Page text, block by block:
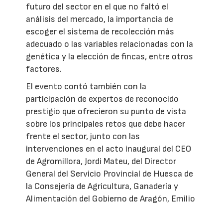
futuro del sector en el que no faltó el
análisis del mercado, la importancia de
escoger el sistema de recolección más
adecuado o las variables relacionadas con la
genética y la elección de fincas, entre otros
factores.
El evento contó también con la
participación de expertos de reconocido
prestigio que ofrecieron su punto de vista
sobre los principales retos que debe hacer
frente el sector, junto con las
intervenciones en el acto inaugural del CEO
de Agromillora, Jordi Mateu, del Director
General del Servicio Provincial de Huesca de
la Consejería de Agricultura, Ganadería y
Alimentación del Gobierno de Aragón, Emilio